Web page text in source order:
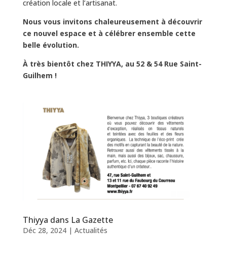
création locale et l’artisanat.
Nous vous invitons chaleureusement à découvrir
ce nouvel espace et à célébrer ensemble cette
belle évolution.
À très bientôt chez THIYYA, au 52 & 54 Rue Saint-
Guilhem !
Thiyya dans La Gazette
Déc 28, 2024| Actualités